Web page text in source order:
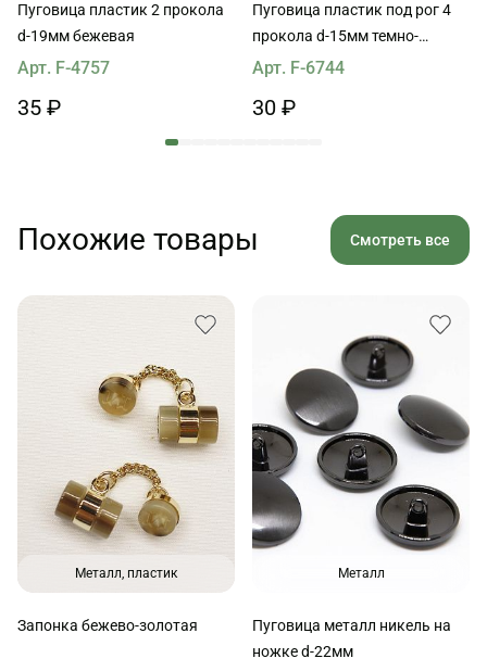
Пуговица пластик 2 прокола
d-19мм бежевая
Арт. F-4757
35 ₽
Пуговица пластик под рог 4
прокола d-15мм темно-
бордовая
Арт. F-6744
30 ₽
Похожие товары Смотреть все
Металл, пластик
Запонка бежево-золотая
Металл
Пуговица металл никель на
ножке d-22мм